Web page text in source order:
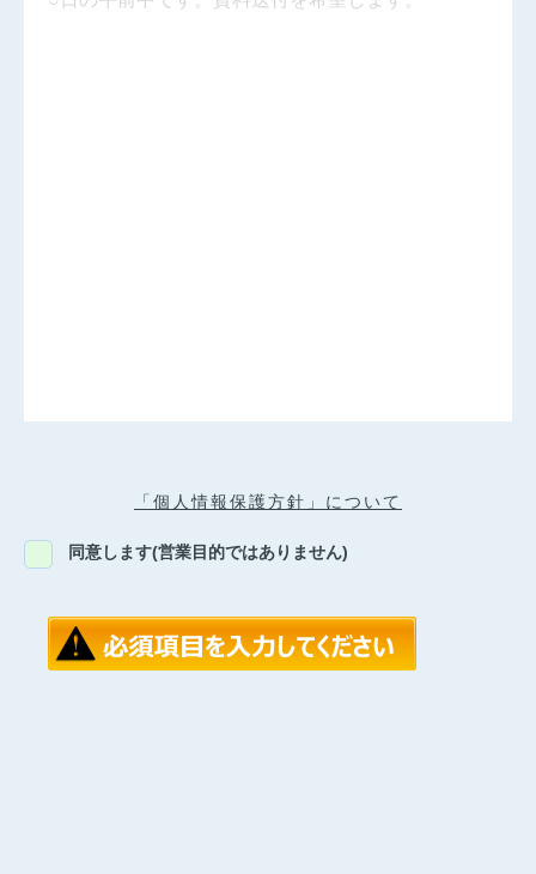
「個人情報保護方針」について
同意します(営業目的ではありません)